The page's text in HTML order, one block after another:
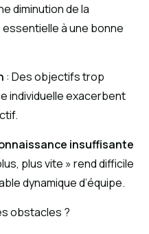
diminution de la
à une bonne
: Des objectifs trop
individuelle exacerbent
insuffisante
plus vite » rend difficile
dynamique d’équipe.
obstacles ?